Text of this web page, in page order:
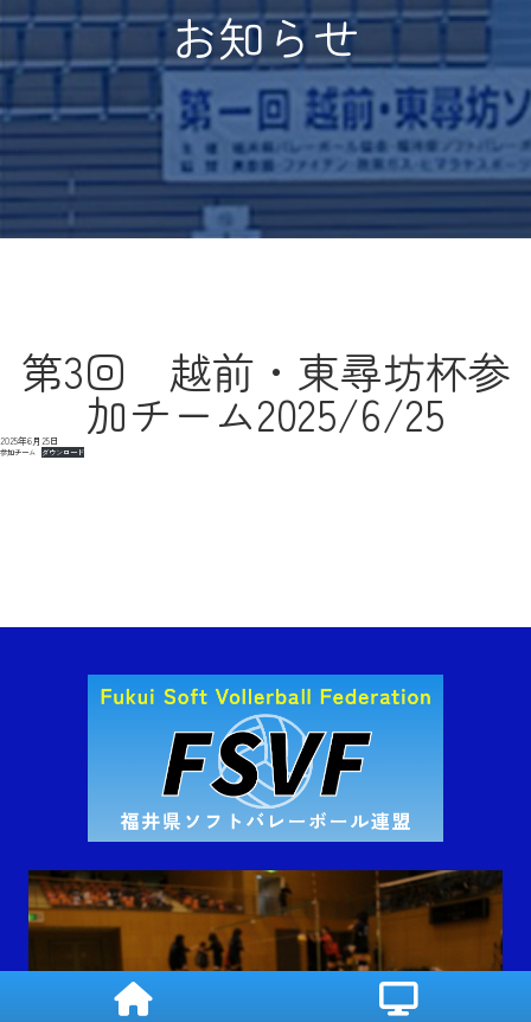
お知らせ
第3回 越前・東尋坊杯参
加チーム2025/6/25
2025年6月25日
参加チーム ダウンロード